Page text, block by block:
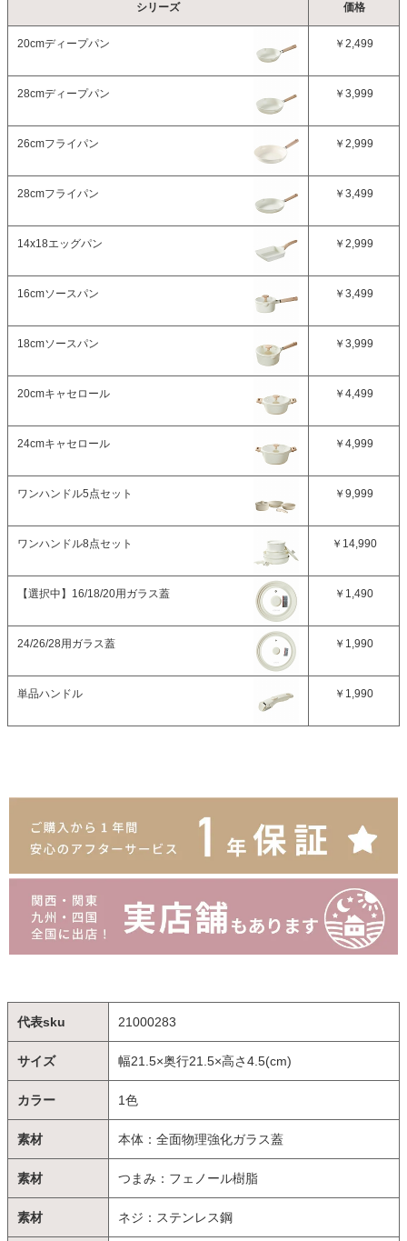
シリーズ 価格
20cmディープパン ￥2,499
28cmディープパン ￥3,999
26cmフライパン ￥2,999
28cmフライパン ￥3,499
14x18エッグパン ￥2,999
16cmソースパン ￥3,499
18cmソースパン ￥3,999
20cmキャセロール ￥4,499
24cmキャセロール ￥4,999
ワンハンドル5点セット ￥9,999
ワンハンドル8点セット ￥14,990
【選択中】 16/18/20用ガラス蓋 ￥1,490
24/26/28用ガラス蓋 ￥1,990
単品ハンドル ￥1,990
代表sku 21000283
サイズ 幅21.5×奥行21.5×高さ4.5(cm)
カラー 1色
素材 本体：全面物理強化ガラス蓋
素材 つまみ：フェノール樹脂
素材 ネジ：ステンレス鋼